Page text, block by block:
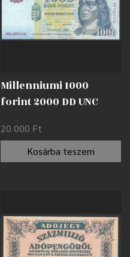
Millenniumi 1000
forint 2000 DD UNC
20 000 Ft
Kosárba teszem